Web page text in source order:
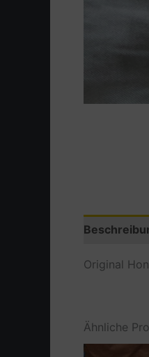
Original
Ähnliche